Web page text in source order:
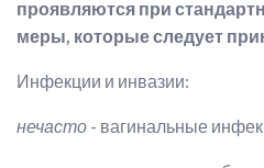
проявляются при
меры, которые следует
Инфекции и инвазии:
нечасто - вагинальные